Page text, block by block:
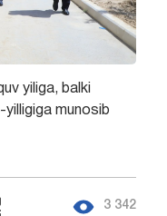
yiliga, balki
yilligiga munosib
3 342